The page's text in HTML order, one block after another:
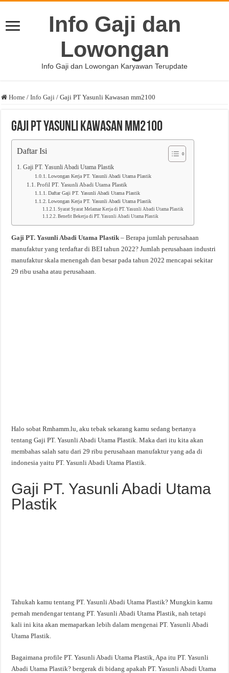
Info Gaji dan
Lowongan
Info Gaji dan Lowongan Karyawan Terupdate
Home / Info Gaji / Gaji PT Yasunli Kawasan mm2100
Gaji PT Yasunli Kawasan mm2100
Daftar Isi
Gaji PT. Yasunli Abadi Utama Plastik
Lowongan Kerja PT. Yasunli Abadi Utama Plastik
Profil PT. Yasunli Abadi Utama Plastik
Daftar Gaji PT. Yasunli Abadi Utama Plastik
Lowongan Kerja PT. Yasunli Abadi Utama Plastik
Syarat Syarat Melamar Kerja di PT. Yasunli Abadi Utama Plastik
Benefit Bekerja di PT. Yasunli Abadi Utama Plastik
Gaji PT. Yasunli Abadi Utama Plastik – Berapa jumlah perusahaan
manufaktur yang terdaftar di BEI tahun 2022? Jumlah perusahaan industri
manufaktur skala menengah dan besar pada tahun 2022 mencapai sekitar
29 ribu usaha atau perusahaan.
Halo sobat Rmhamm.lu, aku tebak sekarang kamu sedang bertanya
tentang Gaji PT. Yasunli Abadi Utama Plastik. Maka dari itu kita akan
membahas salah satu dari 29 ribu perusahaan manufaktur yang ada di
indonesia yaitu PT. Yasunli Abadi Utama Plastik.
Gaji PT. Yasunli Abadi Utama
Plastik
Tahukah kamu tentang PT. Yasunli Abadi Utama Plastik? Mungkin kamu
pernah mendengar tentang PT. Yasunli Abadi Utama Plastik, nah tetapi
kali ini kita akan memaparkan lebih dalam mengenai PT. Yasunli Abadi
Utama Plastik.
Bagaimana profile PT. Yasunli Abadi Utama Plastik, Apa itu PT. Yasunli
Abadi Utama Plastik? bergerak di bidang apakah PT. Yasunli Abadi Utama